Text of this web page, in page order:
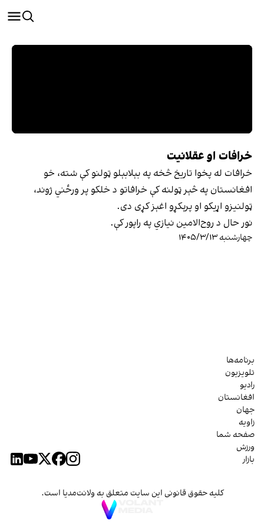
خرافات او عقلانیت
خرافات له پخوا تاریخ څخه په بېلابېلو ټولنو کې شته، خو
افغانستان په څېر ټولنه کې خرافاتو د خلکو پر ورځني ژوند،
ټولنیزو اړیکو او پرېکړو اغېز کړی دی.
نور حال د روح‌الامین نیازي په راپور کې.
چهارشنبه ۱۴۰۵/۳/۱۳
برنامه‌ها
تلویزیون
رادیو
افغانستان
جهان
زاویه
صفحه شما
ورزش
بازار
کلیه حقوق قانونی این سایت متعلق به ولانت‌مدیا است.